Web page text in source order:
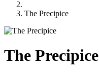
The Precipice
The Precipice